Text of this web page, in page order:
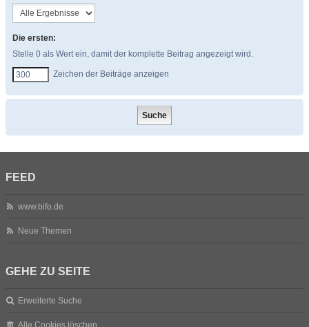
Die ersten:
Stelle 0 als Wert ein, damit der komplette Beitrag angezeigt wird.
Zeichen der Beiträge anzeigen
FEED
www.bifo.de
Neue Themen
GEHE ZU SEITE
Erweiterte Suche
Alle Cookies löschen